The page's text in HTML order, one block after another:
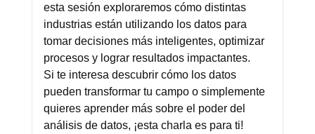
esta sesión exploraremos cómo distintas
industrias están utilizando los datos para
tomar decisiones más inteligentes, optimizar
procesos y lograr resultados impactantes.
Si te interesa descubrir cómo los datos
pueden transformar tu campo o simplemente
quieres aprender más sobre el poder del
análisis de datos, ¡esta charla es para ti!